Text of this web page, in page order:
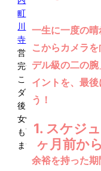
一生に一度の
こからカメラ
デル級の二の
イントを、最
う！
1. スケジ
ヶ月前か
余裕を持った期
町
川
赤羽、自由が丘、
寺
営しています。
完全プライベートジ
ことはございません。
ダイエットやボディ
後ダイエットで子連
女性トレーナーも在
も可能で、どんなご
まずはお気軽に無料